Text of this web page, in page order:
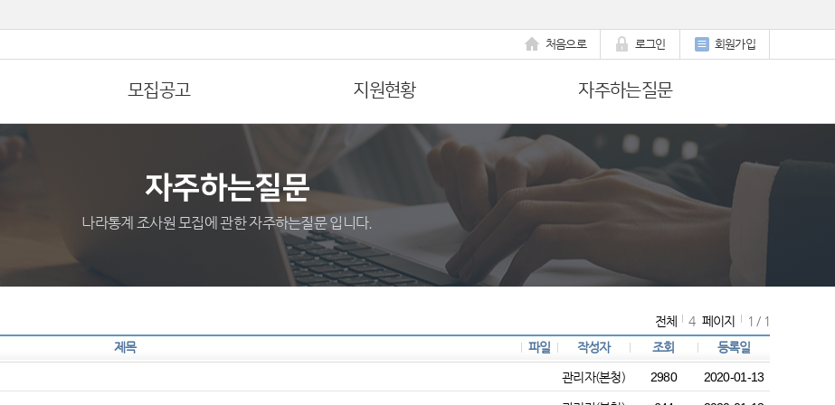
처음으로 로그인 회원가입
모집공고 지원현황 자주하는질문
자주하는질문
나라통계 조사원 모집에 관한 자주하는질문 입니다.
전체 4 페이지
1 / 1
제목 파일 작성자 조회 등록일
관리자(본청) 2980 2020-01-13